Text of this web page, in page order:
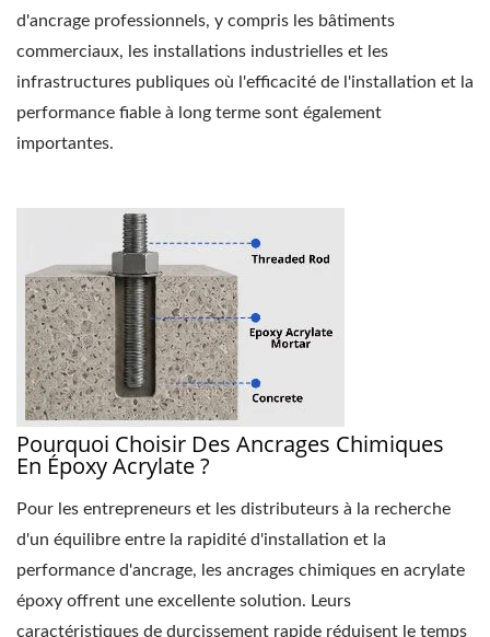
d'ancrage professionnels, y compris les bâtiments
commerciaux, les installations industrielles et les
infrastructures publiques où l'efficacité de l'installation et la
performance fiable à long terme sont également
importantes.
Pourquoi Choisir Des Ancrages Chimiques
En Époxy Acrylate ?
Pour les entrepreneurs et les distributeurs à la recherche
d'un équilibre entre la rapidité d'installation et la
performance d'ancrage, les ancrages chimiques en acrylate
époxy offrent une excellente solution. Leurs
caractéristiques de durcissement rapide réduisent le temps